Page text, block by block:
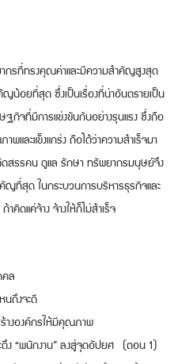
กรที่ทรงคุณค่าและมีความสำคัญสูงสุด
ญน้อยที่สุด ซึ่งเป็นเรื่องที่น่าอันตรายเป็น
ษฐกิจที่มีการแข่งขันกันอย่างรุนแรง ซึ่งถือ
พและแข็งแกร่ง ถือได้ว่าความสำเร็จมา
สรรคน ดูแล รักษา ทรัพยากรมนุษย์จึง
ที่สุด ในกระบวนการบริหารธุรกิจและ
คิดแค่จ้าง จ้างให้ก็ไม่สำเร็จ
คล
นถึงจะดี
ร้างองค์กรให้มีคุณภาพ
ะดึง “พนักงาน” ลงสู่จุดอัปยศ (ตอน 1)